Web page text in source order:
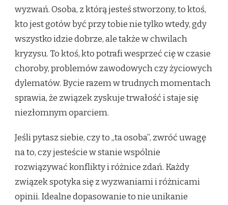
wyzwań. Osoba, z którą jesteś stworzony, to ktoś,
kto jest gotów być przy tobie nie tylko wtedy, gdy
wszystko idzie dobrze, ale także w chwilach
kryzysu. To ktoś, kto potrafi wesprzeć cię w czasie
choroby, problemów zawodowych czy życiowych
dylematów. Bycie razem w trudnych momentach
sprawia, że związek zyskuje trwałość i staje się
niezłomnym oparciem.
Jeśli pytasz siebie, czy to „ta osoba”, zwróć uwagę
na to, czy jesteście w stanie wspólnie
rozwiązywać konflikty i różnice zdań. Każdy
związek spotyka się z wyzwaniami i różnicami
opinii. Idealne dopasowanie to nie unikanie